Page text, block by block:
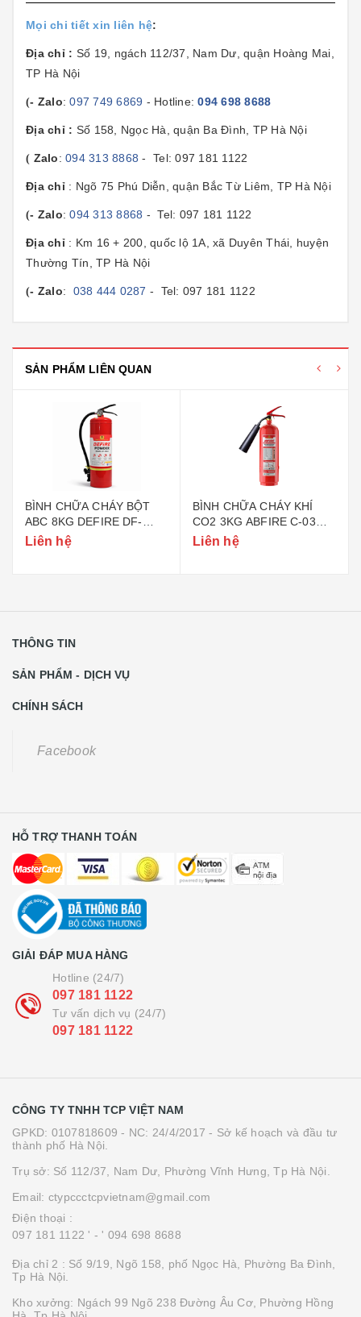
Mọi chi tiết xin liên hệ:
Địa chỉ : Số 19, ngách 112/37, Nam Dư, quận Hoàng Mai,
TP Hà Nội
(- Zalo:097 749 6869 - Hotline:094 698 8688
Địa chỉ : Số 158, Ngọc Hà, quận Ba Đình, TP Hà Nội
( Zalo: 094 313 8868- Tel: 097 181 1122
Địa chỉ : Ngõ 75 Phú Diễn, quận Bắc Từ Liêm, TP Hà Nội
(- Zalo:094 313 8868 - Tel: 097 181 1122
Địa chỉ : Km 16 + 200, quốc lộ 1A, xã Duyên Thái, huyện
Thường Tín, TP Hà Nội
(- Zalo: 038 444 0287 - Tel: 097 181 1122
SẢN PHẨM LIÊN QUAN
BÌNH CHỮA CHÁY BỘT
ABC 8KG DEFIRE DF-
ABC8 (BỘ CÔNG AN)
Liên hệ
BÌNH CHỮA CHÁY KHÍ
CO2 3KG ABFIRE C-03
(TEM BỘ CÔNG AN)
Liên hệ
THÔNG TIN
SẢN PHẨM - DỊCH VỤ
CHÍNH SÁCH
Facebook
HỖ TRỢ THANH TOÁN
GIẢI ĐÁP MUA HÀNG
Hotline (24/7)
097 181 1122
Tư vấn dịch vụ (24/7)
097 181 1122
CÔNG TY TNHH TCP VIỆT NAM
GPKD: 0107818609 - NC: 24/4/2017 - Sở kế hoạch và đầu tư
thành phố Hà Nội.
Trụ sở: Số 112/37, Nam Dư, Phường Vĩnh Hưng, Tp Hà Nội.
Email: ctypccctcpvietnam@gmail.com
Điện thoại :
097 181 1122 ' - ' 094 698 8688
Địa chỉ 2 : Số 9/19, Ngõ 158, phố Ngọc Hà, Phường Ba Đình,
Tp Hà Nội.
Kho xưởng: Ngách 99 Ngõ 238 Đường Âu Cơ, Phường Hồng